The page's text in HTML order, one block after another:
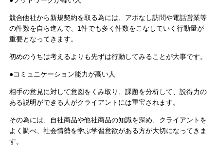
競合他社から新規契約を取る為には、アポなし訪問や電話営業等
の件数を自ら進んで、1件でも多く件数をこなしていく行動量が
重要となってきます。
初めのうちは考えるよりも先ずは行動してみることが大事です。
●コミュニケーション能力が高い人
相手の意見に対して意図をくみ取り、課題を分析して、説得力の
ある説明ができる人がクライアントには重宝されます。
その為には、自社商品や他社商品の知識を深め、クライアントを
よく調べ、社会情勢を学ぶ学習意欲がある方が大切になってきま
す。